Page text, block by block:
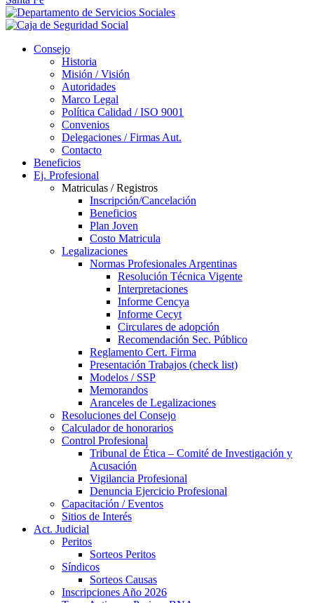
Consejo
Historia
Misión / Visión
Autoridades
Marco Legal
Política Calidad / ISO 9001
Convenios
Delegaciones / Firmas Aut.
Contacto
Beneficios
Ej. Profesional
Matriculas / Registros
Inscripción/Cancelación
Beneficios
Plan Joven
Costo Matricula
Legalizaciones
Normas Profesionales Argentinas
Resolución Técnica Vigente
Interpretaciones
Informe Cencya
Informe Cecyt
Circulares de adopción
Recomendación Sec. Público
Reglamento Cert. Firma
Presentación Trabajos (check list)
Modelos / SSP
Memorandos
Aranceles de Legalizaciones
Resoluciones del Consejo
Calculador de honorarios
Control Profesional
Tribunal de Ética – Comité de Investigación y
Acusación
Vigilancia Profesional
Denuncia Ejercicio Profesional
Capacitación / Eventos
Sitios de Interés
Act. Judicial
Peritos
Sorteos Peritos
Síndicos
Sorteos Causas
Inscripciones Año 2026